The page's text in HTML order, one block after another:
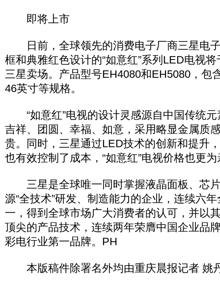
即将上市
日前，全球领先的消费电子厂商三星电
框和典雅红色设计的“如意红”系列LED电视
三星卖场。产品型号EH4080和EH5080，包
46英寸等规格。
“如意红”电视的设计灵感源自中国传统元
吉祥、团圆、幸福、如意，采用略显金属质
贵。同时，三星通过LED技术的创新和提升
也有效控制了成本，“如意红”电视价格也更
三星是全球唯一同时掌握液晶面板、芯
源“全技术”研发、制造能力的企业，连续六
一，得到全球市场广大消费者的认可，并以
顶尖的产品技术，连续两年荣膺中国企业品
彩电行业第一品牌。PH
本版稿件除署名外均由重庆晨报记者 姚